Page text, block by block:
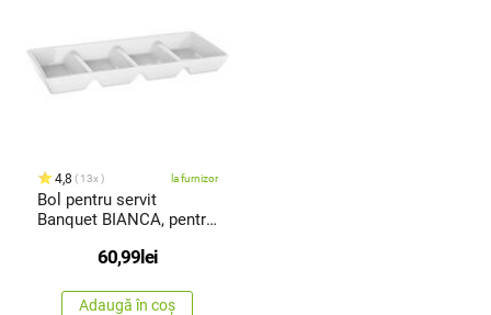
4,8 13x la furnizor
Bol pentru servit
Banquet BIANCA, pentru
60,99 lei
Adaugă în coș